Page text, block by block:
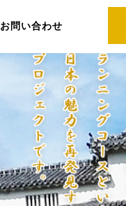
お問い合わせ